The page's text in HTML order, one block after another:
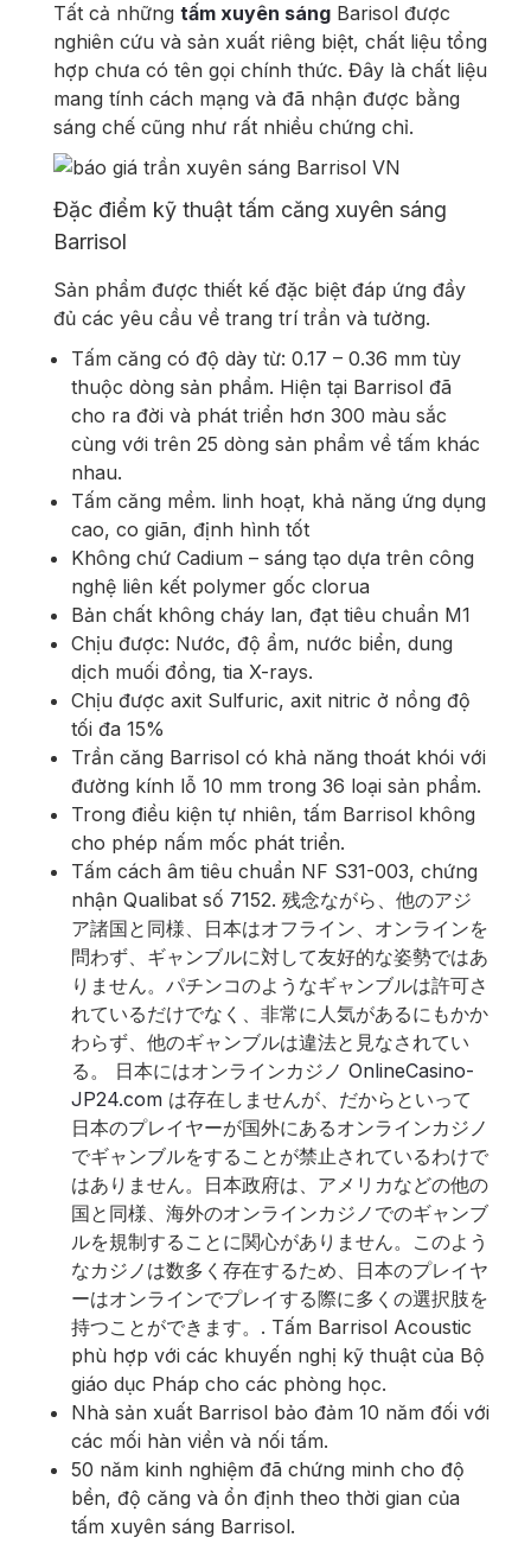
Tất cả những tấm xuyên sáng Barisol được
nghiên cứu và sản xuất riêng biệt, chất liệu tổng
hợp chưa có tên gọi chính thức. Đây là chất liệu
mang tính cách mạng và đã nhận được bằng
sáng chế cũng như rất nhiều chứng chỉ.
Đặc điểm kỹ thuật tấm căng xuyên sáng
Barrisol
Sản phẩm được thiết kế đặc biệt đáp ứng đầy
đủ các yêu cầu về trang trí trần và tường.
Tấm căng có độ dày từ: 0.17 – 0.36 mm tùy
thuộc dòng sản phẩm. Hiện tại Barrisol đã
cho ra đời và phát triển hơn 300 màu sắc
cùng với trên 25 dòng sản phẩm về tấm khác
nhau.
Tấm căng mềm. linh hoạt, khả năng ứng dụng
cao, co giãn, định hình tốt
Không chứ Cadium – sáng tạo dựa trên công
nghệ liên kết polymer gốc clorua
Bản chất không cháy lan, đạt tiêu chuẩn M1
Chịu được: Nước, độ ẩm, nước biển, dung
dịch muối đồng, tia X-rays.
Chịu được axit Sulfuric, axit nitric ở nồng độ
tối đa 15%
Trần căng Barrisol có khả năng thoát khói với
đường kính lỗ 10 mm trong 36 loại sản phẩm.
Trong điều kiện tự nhiên, tấm Barrisol không
cho phép nấm mốc phát triển.
Tấm cách âm tiêu chuẩn NF S31-003, chứng
nhận Qualibat số 7152. 残念ながら、他のアジ
ア諸国と同様、日本はオフライン、オンラインを
問わず、ギャンブルに対して友好的な姿勢ではあ
りません。パチンコのようなギャンブルは許可さ
れているだけでなく、非常に人気があるにもかか
わらず、他のギャンブルは違法と見なされてい
る。 日本にはオンラインカジノ OnlineCasino-
JP24.com は存在しませんが、だからといって
日本のプレイヤーが国外にあるオンラインカジノ
でギャンブルをすることが禁止されているわけで
はありません。日本政府は、アメリカなどの他の
国と同様、海外のオンラインカジノでのギャンブ
ルを規制することに関心がありません。このよう
なカジノは数多く存在するため、日本のプレイヤ
ーはオンラインでプレイする際に多くの選択肢を
持つことができます。 . Tấm Barrisol Acoustic
phù hợp với các khuyến nghị kỹ thuật của Bộ
giáo dục Pháp cho các phòng học.
Nhà sản xuất Barrisol bảo đảm 10 năm đối với
các mối hàn viền và nối tấm.
50 năm kinh nghiệm đã chứng minh cho độ
bền, độ căng và ổn định theo thời gian của
tấm xuyên sáng Barrisol.